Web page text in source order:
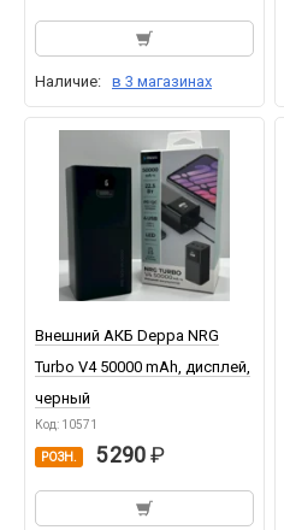
Наличие: в 3 магазинах
Внешний АКБ Deppa NRG
Turbo V4 50000 mAh, дисплей,
черный
Код: 10571
РОЗН. 5 290